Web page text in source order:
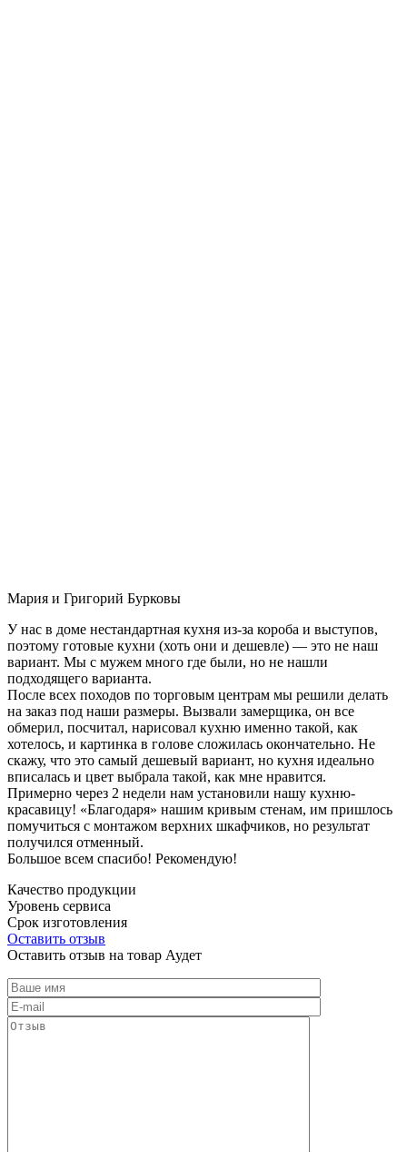
Мария и Григорий Бурковы
У нас в доме нестандартная кухня из-за короба и выступов,
поэтому готовые кухни (хоть они и дешевле) — это не наш
вариант. Мы с мужем много где были, но не нашли
подходящего варианта.
После всех походов по торговым центрам мы решили делать
на заказ под наши размеры. Вызвали замерщика, он все
обмерил, посчитал, нарисовал кухню именно такой, как
хотелось, и картинка в голове сложилась окончательно. Не
скажу, что это самый дешевый вариант, но кухня идеально
вписалась и цвет выбрала такой, как мне нравится.
Примерно через 2 недели нам установили нашу кухню-
красавицу! «Благодаря» нашим кривым стенам, им пришлось
помучиться с монтажом верхних шкафчиков, но результат
получился отменный.
Большое всем спасибо! Рекомендую!
Качество продукции
Уровень сервиса
Срок изготовления
Оставить отзыв
Оставить отзыв на товар Аудет